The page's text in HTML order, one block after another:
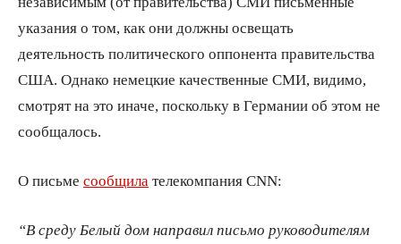
указания о том, как они должны освещать
деятельность политического оппонента правительства
США. Однако немецкие качественные СМИ, видимо,
смотрят на это иначе, поскольку в Германии об этом не
сообщалось.
О письме сообщила телекомпания CNN:
“В среду Белый дом направил письмо руководителям